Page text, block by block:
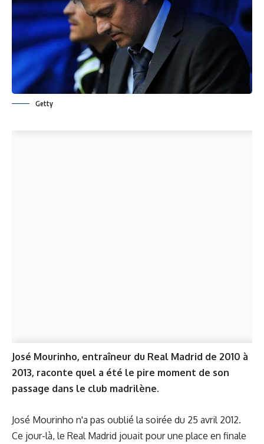
Getty
José Mourinho, entraîneur du Real Madrid de 2010 à
2013, raconte quel a été le pire moment de son
passage dans le club madrilène.
José Mourinho n'a pas oublié la soirée du 25 avril 2012.
Ce jour-là, le Real Madrid jouait pour une place en finale